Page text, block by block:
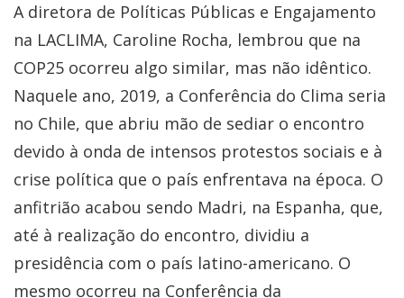
A diretora de Políticas Públicas e Engajamento
na LACLIMA, Caroline Rocha, lembrou que na
COP25 ocorreu algo similar, mas não idêntico.
Naquele ano, 2019, a Conferência do Clima seria
no Chile, que abriu mão de sediar o encontro
devido à onda de intensos protestos sociais e à
crise política que o país enfrentava na época. O
anfitrião acabou sendo Madri, na Espanha, que,
até à realização do encontro, dividiu a
presidência com o país latino-americano. O
mesmo ocorreu na Conferência da